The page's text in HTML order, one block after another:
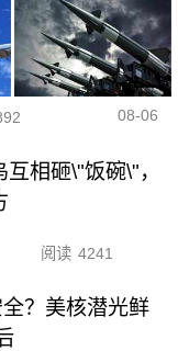
08-06
相砸\"饭碗\"，
阅读 4241
？美核潜光鲜